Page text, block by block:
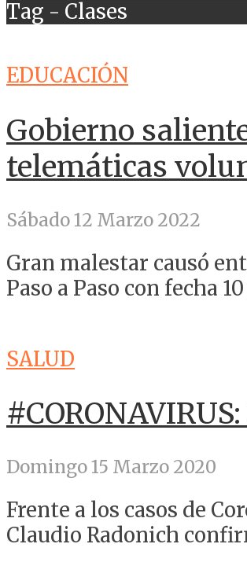
Tag - Clases
EDUCACIÓN
Gobierno
telemáticas
Sábado 12 Marzo 2022
Gran malestar causó
Paso a Paso con fecha
SALUD
Domingo 15 Marzo 2020
Frente a los casos de
Claudio Radonich